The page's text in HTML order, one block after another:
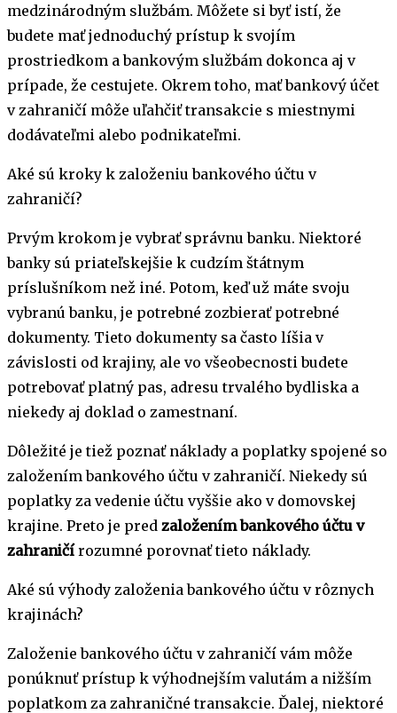
medzinárodným službám. Môžete si byť istí, že
budete mať jednoduchý prístup k svojím
prostriedkom a bankovým službám dokonca aj v
prípade, že cestujete. Okrem toho, mať bankový účet
v zahraničí môže uľahčiť transakcie s miestnymi
dodávateľmi alebo podnikateľmi.
Aké sú kroky k založeniu bankového účtu v
zahraničí?
Prvým krokom je vybrať správnu banku. Niektoré
banky sú priateľskejšie k cudzím štátnym
príslušníkom než iné. Potom, keď už máte svoju
vybranú banku, je potrebné zozbierať potrebné
dokumenty. Tieto dokumenty sa často líšia v
závislosti od krajiny, ale vo všeobecnosti budete
potrebovať platný pas, adresu trvalého bydliska a
niekedy aj doklad o zamestnaní.
Dôležité je tiež poznať náklady a poplatky spojené so
založením bankového účtu v zahraničí. Niekedy sú
poplatky za vedenie účtu vyššie ako v domovskej
krajine. Preto je pred založením bankového účtu v
zahraničírozumné porovnať tieto náklady.
Aké sú výhody založenia bankového účtu v rôznych
krajinách?
Založenie bankového účtu v zahraničí vám môže
ponúknuť prístup k výhodnejším valutám a nižším
poplatkom za zahraničné transakcie. Ďalej, niektoré